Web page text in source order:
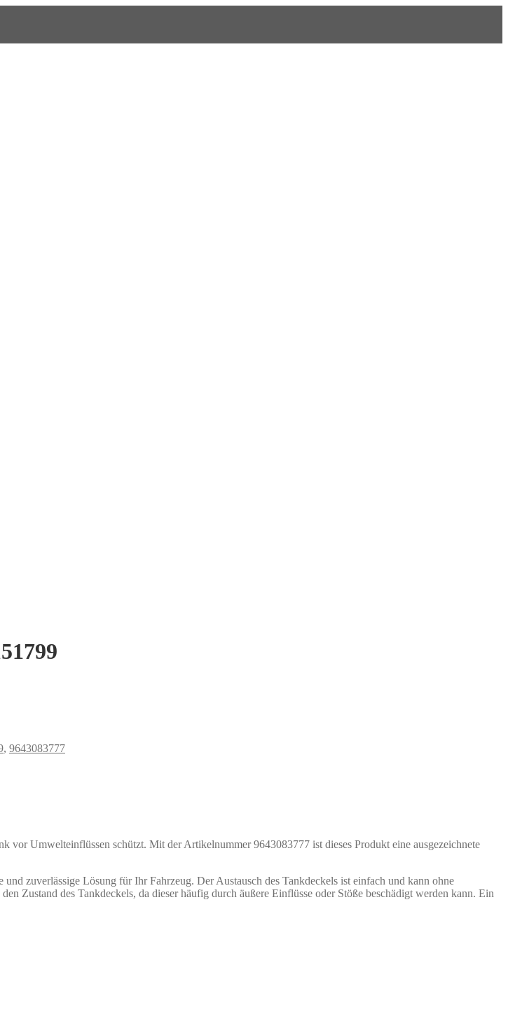
, 9643083777
Umwelteinflüssen schützt. Mit der Artikelnummer 9643083777 ist dieses Produkt eine ausgezeichnete
zuverlässige Lösung für Ihr Fahrzeug. Der Austausch des Tankdeckels ist einfach und kann ohne
Zustand des Tankdeckels, da dieser häufig durch äußere Einflüsse oder Stöße beschädigt werden kann. Ein